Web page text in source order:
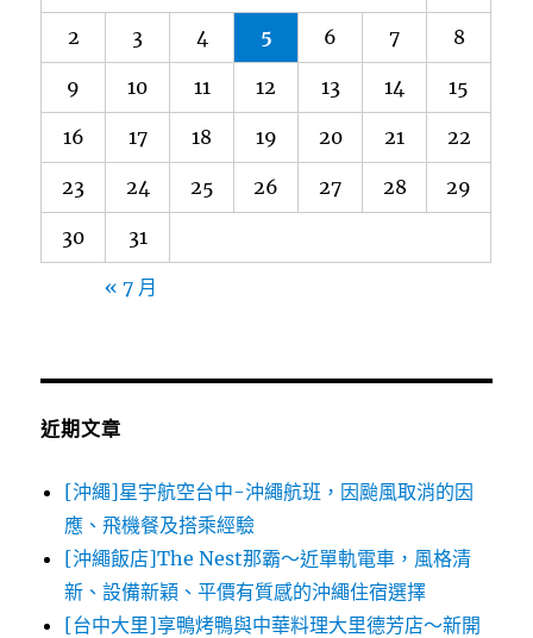
2 3 4 5 6 7 8
9 10 11 12 13 14 15
16 17 18 19 20 21 22
23 24 25 26 27 28 29
30 31
« 7 月
近期文章
[沖繩]星宇航空台中-沖繩航班，因颱風取消的因
應、飛機餐及搭乘經驗
[沖繩飯店]The Nest那霸～近單軌電車，風格清
新、設備新穎、平價有質感的沖繩住宿選擇
[台中大里]享鴨烤鴨與中華料理大里德芳店～新開